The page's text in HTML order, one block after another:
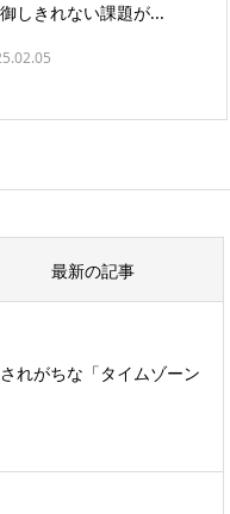
しきれない課題が...
最新の記事
れがちな「タイムゾーン